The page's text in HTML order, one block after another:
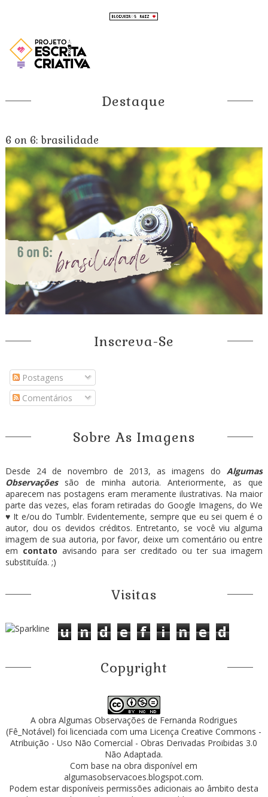
Destaque
6 on 6: brasilidade
Inscreva-Se
Postagens
Comentários
Sobre As Imagens
Desde 24 de novembro de 2013, as imagens doAlgumas
Observaçõessão de minha autoria. Anteriormente, as que
aparecem nas postagens eram meramente ilustrativas. Na maior
parte das vezes, elas foram retiradas do Google Imagens, do We
♥ It e/ou do Tumblr. Evidentemente, sempre que eu sei quem é o
autor, dou os devidos créditos. Entretanto, se você viu alguma
imagem de sua autoria, por favor, deixe um comentário ou entre
em contato avisando para ser creditado ou ter sua imagem
substituída. ;)
Visitas
u n d e f i n e d
Copyright
A obra Algumas Observações de Fernanda Rodrigues
(Fê_Notável) foi licenciada com uma LicençaCreative Commons -
Atribuição - Uso Não Comercial - Obras Derivadas Proibidas 3.0
Não Adaptada.
Com base na obra disponível em
algumasobservacoes.blogspot.com.
Podem estar disponíveis permissões adicionais ao âmbito desta